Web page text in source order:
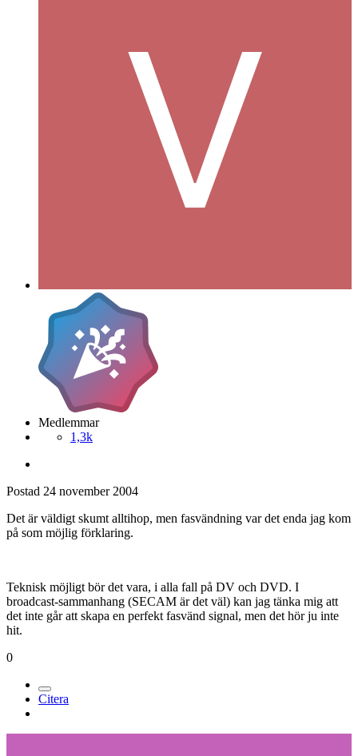
Medlemmar
1,3k
Postad 24 november 2004
Det är väldigt skumt alltihop, men fasvändning var det enda jag kom
på som möjlig förklaring.
Teknisk möjligt bör det vara, i alla fall på DV och DVD. I
broadcast-sammanhang (SECAM är det väl) kan jag tänka mig att
det inte går att skapa en perfekt fasvänd signal, men det hör ju inte
hit.
0
Citera